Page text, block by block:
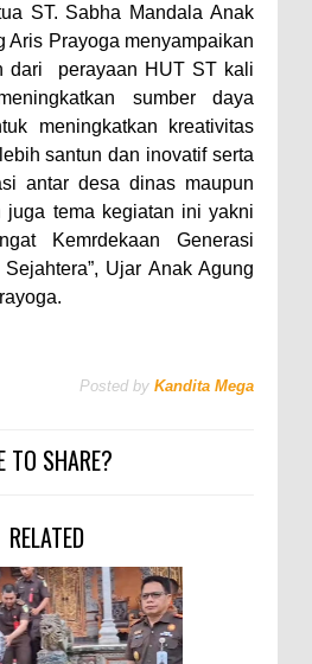
ST. Sabha Mandala Anak
Aris Prayoga menyampaikan
dari perayaan HUT ST kali
sumber daya
meningkatkan kreativitas
santun dan inovatif serta
antar desa dinas maupun
juga tema kegiatan ini yakni
Kemrdekaan Generasi
Ujar Anak Agung
Posted by Kandita Mega
TO SHARE?
RELATED